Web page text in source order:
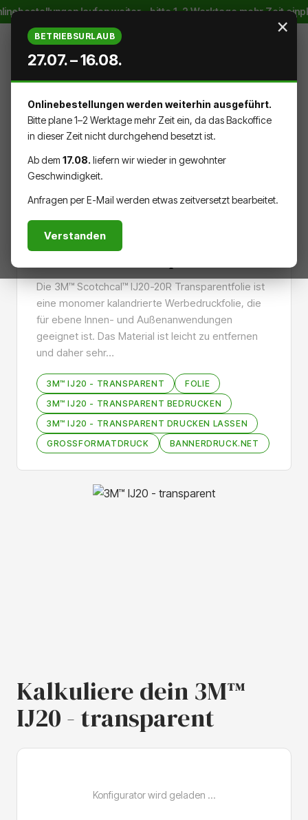
Zum Hauptinhalt springenlaufen weiter – bitte 1–2 Werktage mehr Zeit
DU HAST 0 PRODUKTE AUF
MATERIALIEN FOLIE
3M™ IJ20 - transparent
Die 3M™ Scotchcal™ IJ20-20R Transparentfolie ist
eine monomer kalandrierte Werbedruckfolie, die
für ebene Innen- und Außenanwendungen
geeignet ist. Das Material ist leicht zu entfernen
und daher sehr…
3M™ IJ20 - TRANSPARENT
FOLIE
3M™ IJ20 - TRANSPARENT BEDRUCKEN
3M™ IJ20 - TRANSPARENT DRUCKEN LASSEN
GROSSFORMATDRUCK
BANNERDRUCK.NET
Bildergalerie überspringen
Kalkuliere dein 3M™
IJ20 - transparent
×
BETRIEBSURLAUB
27.07. – 16.08.
Onlinebestellungen werden weiterhin ausgeführt.
Bitte plane 1–2 Werktage mehr Zeit ein, da das Backoffice
in dieser Zeit nicht durchgehend besetzt ist.
Ab dem 17.08. liefern wir wieder in gewohnter
Geschwindigkeit.
Anfragen per E-Mail werden etwas zeitversetzt bearbeitet.
Verstanden